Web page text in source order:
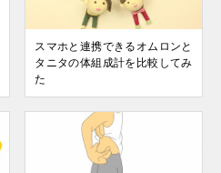
スマホと連携できるオムロンと
タニタの体組成計を比較してみ
た